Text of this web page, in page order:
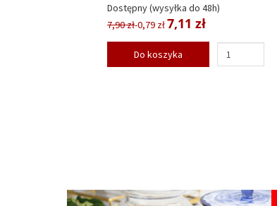
Dostępny (wysyłka do 48h)
7,90 zł-0,79 zł7,11 zł
Do koszyka